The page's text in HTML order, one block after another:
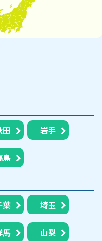
田 岩手
島
葉 埼玉
馬
山梨